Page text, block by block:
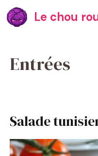
Aller
au
contenu
Le chou
Entrées
Salade